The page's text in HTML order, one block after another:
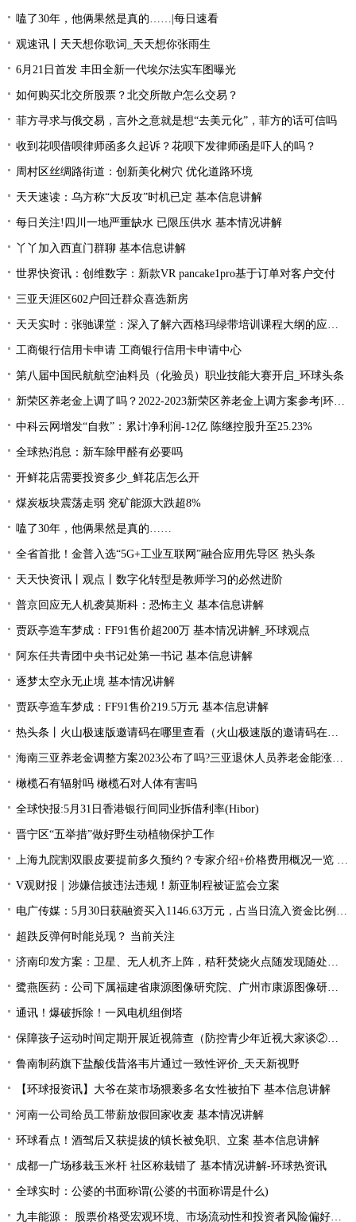
嗑了30年，他俩果然是真的……|每日速看
观速讯丨天天想你歌词_天天想你张雨生
6月21日首发 丰田全新一代埃尔法实车图曝光
如何购买北交所股票？北交所散户怎么交易？
菲方寻求与俄交易，言外之意就是想“去美元化”，菲方的话可信吗
收到花呗借呗律师函多久起诉？花呗下发律师函是吓人的吗？
周村区丝绸路街道：创新美化树穴 优化道路环境
天天速读：乌方称“大反攻”时机已定 基本信息讲解
每日关注!四川一地严重缺水 已限压供水 基本情况讲解
丫丫加入西直门群聊 基本信息讲解
世界快资讯：创维数字：新款VR pancake1pro基于订单对客户交付
三亚天涯区602户回迁群众喜选新房
天天实时：张驰课堂：深入了解六西格玛绿带培训课程大纲的应用价值！
工商银行信用卡申请 工商银行信用卡申请中心
第八届中国民航航空油料员（化验员）职业技能大赛开启_环球头条
新荣区养老金上调了吗？2022-2023新荣区养老金上调方案参考|环球今日讯
中科云网增发“自救”：累计净利润-12亿 陈继控股升至25.23%
全球热消息：新车除甲醛有必要吗
开鲜花店需要投资多少_鲜花店怎么开
煤炭板块震荡走弱 兖矿能源大跌超8%
嗑了30年，他俩果然是真的……
全省首批！金普入选“5G+工业互联网”融合应用先导区 热头条
天天快资讯丨观点丨数字化转型是教师学习的必然进阶
普京回应无人机袭莫斯科：恐怖主义 基本信息讲解
贾跃亭造车梦成：FF91售价超200万 基本情况讲解_环球观点
阿东任共青团中央书记处第一书记 基本信息讲解
逐梦太空永无止境 基本情况讲解
贾跃亭造车梦成：FF91售价219.5万元 基本信息讲解
热头条丨火山极速版邀请码在哪里查看（火山极速版的邀请码在哪里找）
海南三亚养老金调整方案2023公布了吗?三亚退休人员养老金能涨多少钱？|环球热资讯
橄榄石有辐射吗 橄榄石对人体有害吗
全球快报:5月31日香港银行间同业拆借利率(Hibor)
晋宁区“五举措”做好野生动植物保护工作
上海九院割双眼皮要提前多久预约？专家介绍+价格费用概况一览 焦点热门
V观财报｜涉嫌信披违法违规！新亚制程被证监会立案
电广传媒：5月30日获融资买入1146.63万元，占当日流入资金比例13.74%
超跌反弹何时能兑现？ 当前关注
济南印发方案：卫星、无人机齐上阵，秸秆焚烧火点随发现随处置-当前聚焦
鹭燕医药：公司下属福建省康源图像研究院、广州市康源图像研究院开展人工智能在医疗领域的应用研究|全球快播
通讯！爆破拆除！一风电机组倒塔
保障孩子运动时间定期开展近视筛查（防控青少年近视大家谈②）_全球快看点
鲁南制药旗下盐酸伐昔洛韦片通过一致性评价_天天新视野
【环球报资讯】大爷在菜市场猥亵多名女性被拍下 基本信息讲解
河南一公司给员工带薪放假回家收麦 基本情况讲解
环球看点！酒驾后又获提拔的镇长被免职、立案 基本信息讲解
成都一广场移栽玉米杆 社区称栽错了 基本情况讲解-环球热资讯
全球实时：公婆的书面称谓(公婆的书面称谓是什么)
九丰能源： 股票价格受宏观环境、市场流动性和投资者风险偏好等因素的影响